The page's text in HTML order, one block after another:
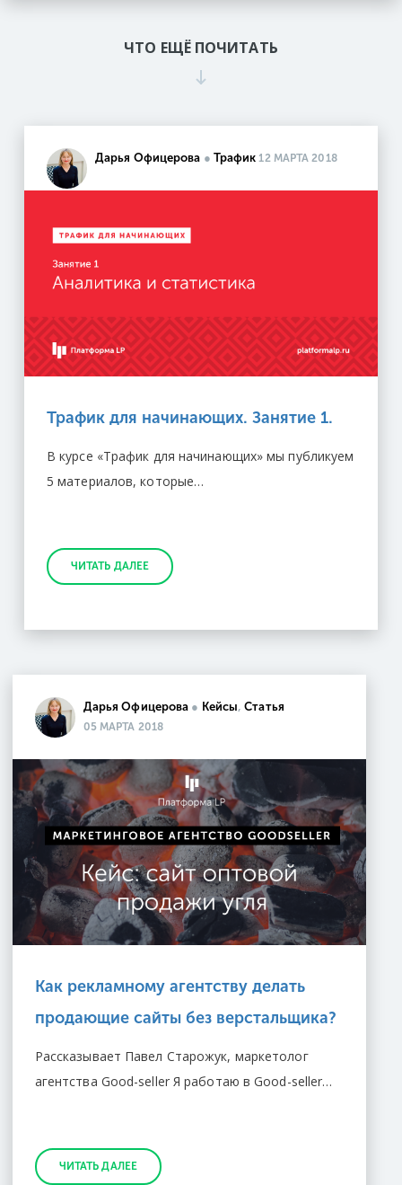
ЧТО ЕЩЁ ПОЧИТАТЬ
Дарья Офицерова ● Трафик 12 МАРТА 2018
Трафик для начинающих. Занятие 1.
В курсе «Трафик для начинающих» мы публикуем
5 материалов, которые…
ЧИТАТЬ ДАЛЕЕ
Дарья Офицерова ● Кейсы,Статья
05 МАРТА 2018
Как рекламному агентству делать
продающие сайты без верстальщика?
Рассказывает Павел Старожук, маркетолог
агентства Good-seller Я работаю в Good-seller…
ЧИТАТЬ ДАЛЕЕ